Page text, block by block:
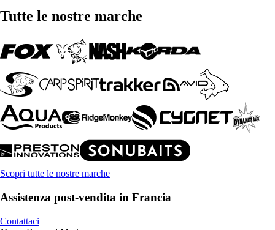
Tutte le nostre marche
Scopri tutte le nostre marche
Assistenza post-vendita in Francia
Contattaci